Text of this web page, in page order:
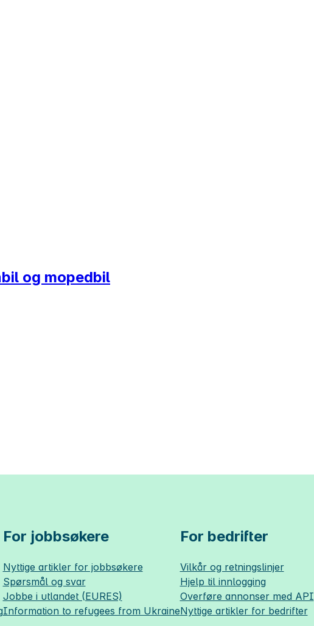
og mopedbil
For jobbsøkere
Nyttige artikler for jobbsøkere
Spørsmål og svar
Jobbe i utlandet (EURES)
Information to refugees from Ukraine
For bedrifter
Vilkår og retningslinjer
Hjelp til innlogging
Overføre annonser med API
Nyttige artikler for bedrifter